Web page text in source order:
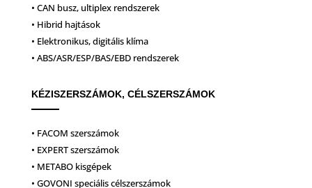
• CAN busz, ultiplex rendszerek
• Hibrid hajtások
• Elektronikus, digitális klíma
• ABS/ASR/ESP/BAS/EBD rendszerek
KÉZISZERSZÁMOK, CÉLSZERSZÁMOK
• FACOM szerszámok
• EXPERT szerszámok
• METABO kisgépek
• GOVONI speciális célszerszámok